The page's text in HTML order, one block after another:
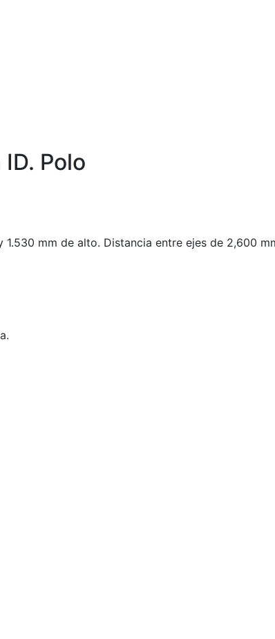
Polo
1.530 mm de alto. Distancia entre ejes de 2,600